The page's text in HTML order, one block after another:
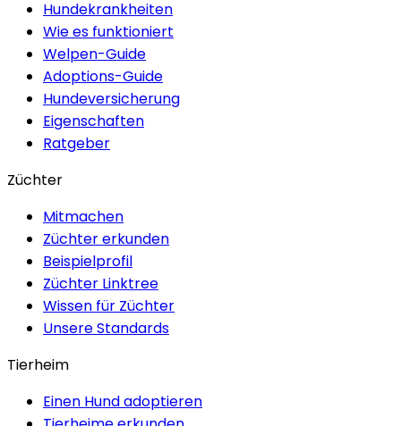
Hundekrankheiten
Wie es funktioniert
Welpen-Guide
Adoptions-Guide
Hundeversicherung
Eigenschaften
Ratgeber
Züchter
Mitmachen
Züchter erkunden
Beispielprofil
Züchter Linktree
Wissen für Züchter
Unsere Standards
Tierheim
Einen Hund adoptieren